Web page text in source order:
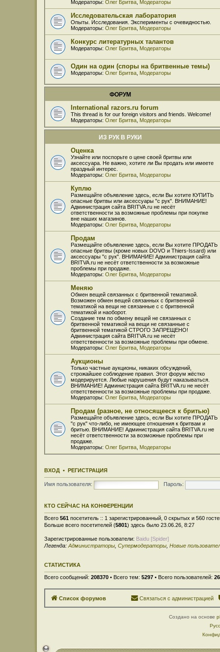
Модераторы: Олег Бритва Модераторы
Исследовательская лаборатория
Опыты. Исследования. Эксперименты с очевидностью.
Модераторы: Олег Бритва Модераторы
Конкурс литературных талантов
Модераторы: Олег Бритва Модераторы
Один на один (споры на бритвенные темы)
Модераторы: Олег Бритва Модераторы
ФОРУМ
International razors.ru forum
This thread is for our foreign visitors and friends. Welcome!
Модераторы: Олег Бритва Модераторы
ИЗ РУК В РУКИ
Оценка
Узнайте или поспорьте о цене своей бритвы или
аксессуара. Не важно, хотите ли Вы продать или имеете
праздный интерес.
Модераторы: Олег Бритва Модераторы
Куплю
Размещайте объявление здесь, если Вы хотите КУПИТЬ
опасные бритвы или аксессуары "с рук". ВНИМАНИЕ!
Администрация сайта BRITVA.ru не несёт
ответственности за возможные проблемы при покупке
вне наших магазинов.
Модераторы: Олег Бритва Модераторы
Продам
Размещайте объявление здесь, если Вы хотите ПРОДАТЬ
опасные бритвы (кроме новых DOVO и Thiers-Issard) или
аксессуары "с рук". ВНИМАНИЕ! Администрация сайта
BRITVA.ru не несёт ответственности за возможные
проблемы при продаже.
Модераторы: Олег Бритва Модераторы
Меняю
Обмен вещей связанных с бритвенной тематикой.
Возможен обмен вещей связанных с бритвенной
тематикой на вещи не связанные с с бритвенной
тематикой и наоборот.
Создание тем по обмену вещей не связанных с
бритвенной тематикой на вещи не связанные с
бритвенной тематикой СТРОГО ЗАПРЕЩЕНО!
Администрация сайта BRITVA.ru не несёт
ответственности за возможные проблемы при обмене.
Модераторы: Олег Бритва Модераторы
Аукционы
Только частные аукционы, никаких обсуждений,
строжайшее соблюдение правил. Этот форум жёстко
модерируется. Любые нарушения будут наказываться.
ВНИМАНИЕ! Администрация сайта BRITVA.ru не несёт
ответственности за возможные проблемы при продаже.
Модераторы: Олег Бритва Модераторы
Продам (разное, не относящееся к бритью)
Размещайте объявление здесь, если Вы хотите ПРОДАТЬ
"с рук" что-либо, не имеющее отношения к бритвам и
бритью. ВНИМАНИЕ! Администрация сайта BRITVA.ru не
несёт ответственности за возможные проблемы при
продаже.
Модераторы: Олег Бритва Модераторы
ВХОД • РЕГИСТРАЦИЯ
Имя пользователя: Пароль:
КТО СЕЙЧАС НА КОНФЕРЕНЦИИ
Всего 561 посетитель :: 1 зарегистрированный, 0 скрытых и 560
Больше всего посетителей (5801) здесь было 23.06.26, 8:27
Зарегистрированные пользователи: Baidu [Spider]
Легенда: Администраторы Супермодераторы Новые
СТАТИСТИКА
Всего сообщений: 208370 • Всего тем: 5297 • Всего пользователей:
Список форумов Связаться с администрацией
Создано на основе